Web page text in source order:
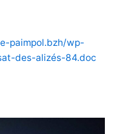
paimpol.bzh/wp-
des-alizés-84.doc